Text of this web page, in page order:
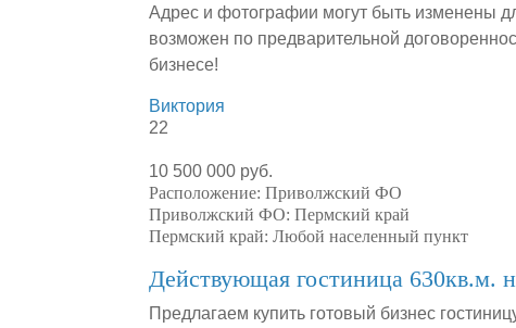
Адрес и фотографии могут быть изменены
возможен по предварительной
бизнесе!
Виктория
22
10 500 000 руб.
Расположение: Приволжский ФО
Приволжский ФО: Пермский край
Пермский край: Любой населенный пункт
Действующая гостиница 630кв.м.
Предлагаем купить готовый бизнес